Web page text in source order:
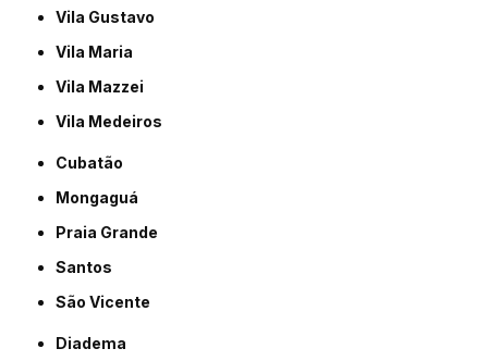
Vila Gustavo
Vila Maria
Vila Mazzei
Vila Medeiros
Cubatão
Mongaguá
Praia Grande
Santos
São Vicente
Diadema